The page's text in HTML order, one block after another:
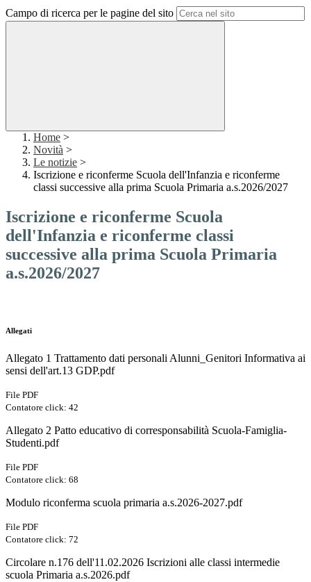
Campo di ricerca per le pagine del sito
Home >
Novità >
Le notizie >
Iscrizione e riconferme Scuola dell'Infanzia e riconferme
classi successive alla prima Scuola Primaria a.s.2026/2027
Iscrizione e riconferme Scuola
dell'Infanzia e riconferme classi
successive alla prima Scuola Primaria
a.s.2026/2027
Allegati
Allegato 1 Trattamento dati personali Alunni_Genitori Informativa ai
sensi dell'art.13 GDP.pdf
File PDF
Contatore click: 42
Allegato 2 Patto educativo di corresponsabilità Scuola-Famiglia-
Studenti.pdf
File PDF
Contatore click: 68
Modulo riconferma scuola primaria a.s.2026-2027.pdf
File PDF
Contatore click: 72
Circolare n.176 dell'11.02.2026 Iscrizioni alle classi intermedie
scuola Primaria a.s.2026.pdf